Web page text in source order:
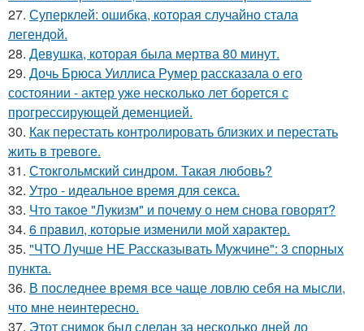
27. Суперклей: ошибка, которая случайно стала
легендой.
28. Девушка, которая была мертва 80 минут.
29. Дочь Брюса Уиллиса Румер рассказала о его
состоянии - актер уже несколько лет борется с
прогрессирующей деменцией.
30. Как перестать контролировать близких и перестать
жить в тревоге.
31. Стокгольмский синдром. Такая любовь?
32. Утро - идеальное время для секса.
33. Что такое "Лукизм" и почему о нем снова говорят?
34. 6 прaвил, которые изменили мой хaрaктер.
35. "ЧТО Лучше НЕ Рассказывать Мужчине": 3 спорных
пункта.
36. В последнее время все чаще ловлю себя на мысли,
что мне неинтересно.
37. Этот снимок был сделан за несколько дней до